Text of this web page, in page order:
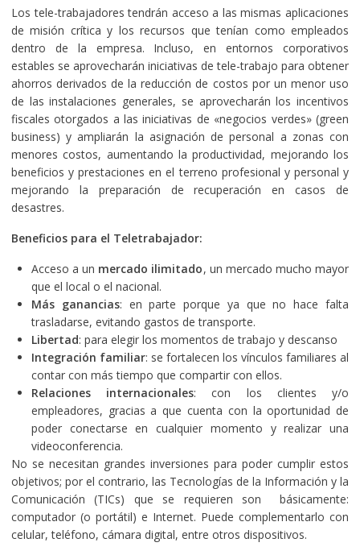
Los tele-trabajadores tendrán acceso a las mismas aplicaciones
de misión crítica y los recursos que tenían como empleados
dentro de la empresa. Incluso, en entornos corporativos
estables se aprovecharán iniciativas de tele-trabajo para obtener
ahorros derivados de la reducción de costos por un menor uso
de las instalaciones generales, se aprovecharán los incentivos
fiscales otorgados a las iniciativas de «negocios verdes» (green
business) y ampliarán la asignación de personal a zonas con
menores costos, aumentando la productividad, mejorando los
beneficios y prestaciones en el terreno profesional y personal y
mejorando la preparación de recuperación en casos de
desastres.
Beneficios para el Teletrabajador:
Acceso a un mercado ilimitado, un mercado mucho mayor
que el local o el nacional.
Más ganancias: en parte porque ya que no hace falta
trasladarse, evitando gastos de transporte.
Libertad: para elegir los momentos de trabajo y descanso
Integración familiar: se fortalecen los vínculos familiares al
contar con más tiempo que compartir con ellos.
Relaciones internacionales: con los clientes y/o
empleadores, gracias a que cuenta con la oportunidad de
poder conectarse en cualquier momento y realizar una
videoconferencia.
No se necesitan grandes inversiones para poder cumplir estos
objetivos; por el contrario, las Tecnologías de la Información y la
Comunicación (TICs) que se requieren son básicamente:
computador (o portátil) e Internet. Puede complementarlo con
celular, teléfono, cámara digital, entre otros dispositivos.